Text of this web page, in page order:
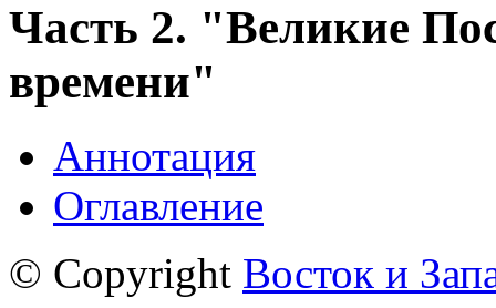
Часть 2. "Великие
времени"
Аннотация
Оглавление
© Copyright Восток и